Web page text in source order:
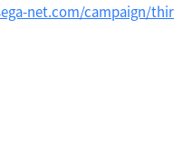
net.com/campaign/thir